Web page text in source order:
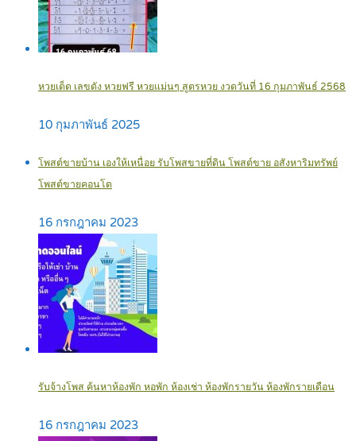
หวยเด็ด เลขดัง หวยฟรี หวยแม่นๆ สูตรหวย งวดวันที่ 16 กุมภาพันธ์ 2568
10 กุมภาพันธ์ 2025
โพสต์ขายบ้าน เองให้เหนื่อย รับโพสขายที่ดิน โพสต์ขาย อสังหาริมทรัพย์
โพสต์ขายคอนโด
16 กรกฎาคม 2023
รับจ้างโพส ค้นหาห้องพัก หอพัก ห้องเช่า ห้องพักรายวัน ห้องพักรายเดือน
16 กรกฎาคม 2023